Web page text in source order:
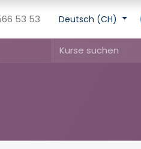
53 53 Deutsch (CH)